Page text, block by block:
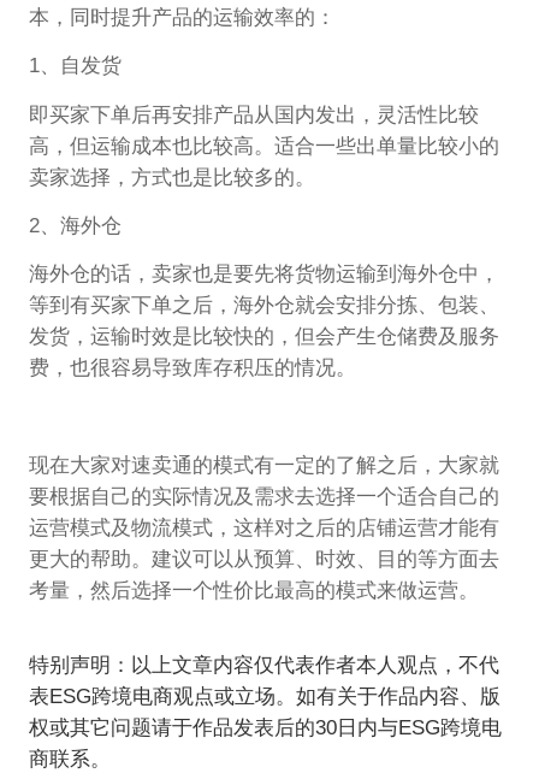
本，同时提升产品的运输效率的：
1、自发货
即买家下单后再安排产品从国内发出，灵活性比较
高，但运输成本也比较高。适合一些出单量比较小的
卖家选择，方式也是比较多的。
2、海外仓
海外仓的话，卖家也是要先将货物运输到海外仓中，
等到有买家下单之后，海外仓就会安排分拣、包装、
发货，运输时效是比较快的，但会产生仓储费及服务
费，也很容易导致库存积压的情况。
现在大家对速卖通的模式有一定的了解之后，大家就
要根据自己的实际情况及需求去选择一个适合自己的
运营模式及物流模式，这样对之后的店铺运营才能有
更大的帮助。建议可以从预算、时效、目的等方面去
考量，然后选择一个性价比最高的模式来做运营。
特别声明：以上文章内容仅代表作者本人观点，不代
表ESG跨境电商观点或立场。如有关于作品内容、版
权或其它问题请于作品发表后的30日内与ESG跨境电
商联系。